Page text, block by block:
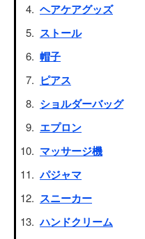
ヘアケアグッズ
ストール
帽子
ピアス
ショルダーバッグ
エプロン
マッサージ機
パジャマ
スニーカー
ハンドクリーム